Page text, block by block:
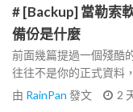
# [Backup] 當勒索
備份是什麼
前面幾篇提過一個殘酷
往往不是你的正式資料
由 RainPan 發文 2